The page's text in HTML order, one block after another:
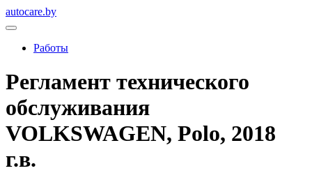
autocare.by
Работы
Регламент технического
обслуживания
VOLKSWAGEN, Polo, 2018
г.в.